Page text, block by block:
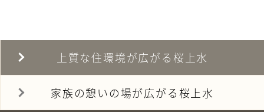
上質な住環境が広がる桜上水
家族の憩いの場が広がる桜上水